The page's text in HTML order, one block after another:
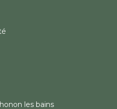
les bains